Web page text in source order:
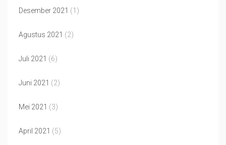
Desember 2021 (1)
Agustus 2021 (2)
Juli 2021 (6)
Juni 2021 (2)
Mei 2021 (3)
April 2021 (5)